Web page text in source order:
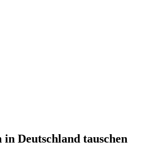
in Deutschland tauschen